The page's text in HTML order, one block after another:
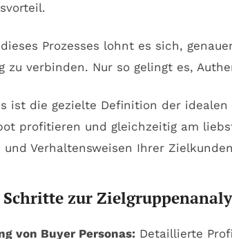
Prozesses lohnt es sich,
zu verbinden. Nur so gelingt es,
ist die gezielte Definition der
profitieren und gleichzeitig am
und Verhaltensweisen Ihrer
zur
von Buyer Personas:Detaillierte